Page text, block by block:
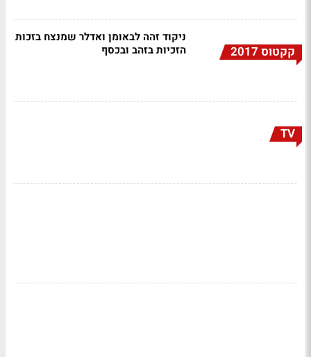
קקטוס 2017
ניקוד זהה לבאומן ואדלר שמנצח בזכות
הזכיות בזהב ובכסף
TV